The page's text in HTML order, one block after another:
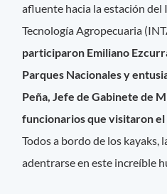
afluente hacia la estación
Tecnología Agropecuaria
participaron Emiliano
Parques Nacionales y
Peña, Jefe de Gabinete de
funcionarios que visitaron
Todos a bordo de los kayaks,
adentrarse en este increíble